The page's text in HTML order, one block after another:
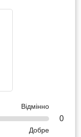
Відмінно
0
Добре